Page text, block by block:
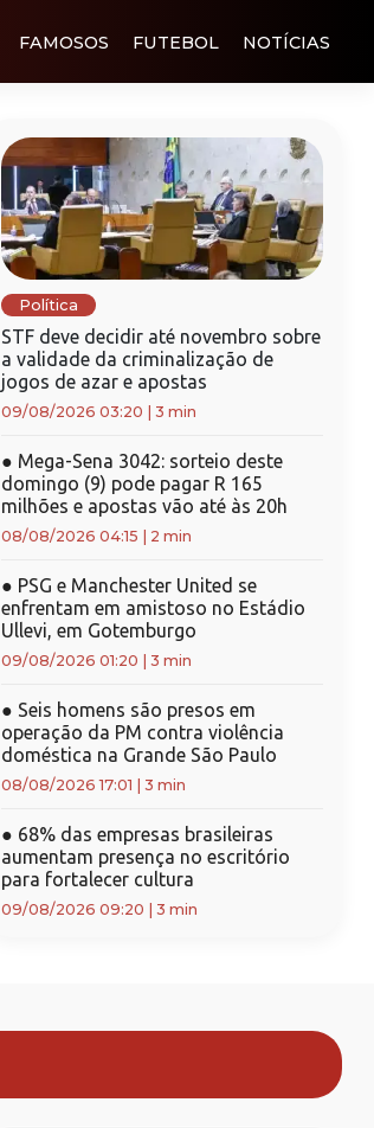
FAMOSOS FUTEBOL NOTÍCIAS
Política
STF deve decidir até novembro sobre
a validade da criminalização de
jogos de azar e apostas
09/08/2026 03:20 3 min
● Mega-Sena 3042: sorteio deste
domingo (9) pode pagar R 165
milhões e apostas vão até às 20h
08/08/2026 04:15 2 min
● PSG e Manchester United se
enfrentam em amistoso no Estádio
Ullevi, em Gotemburgo
09/08/2026 01:20 3 min
● Seis homens são presos em
operação da PM contra violência
doméstica na Grande São Paulo
08/08/2026 17:01 3 min
● 68% das empresas brasileiras
aumentam presença no escritório
para fortalecer cultura
09/08/2026 09:20 3 min